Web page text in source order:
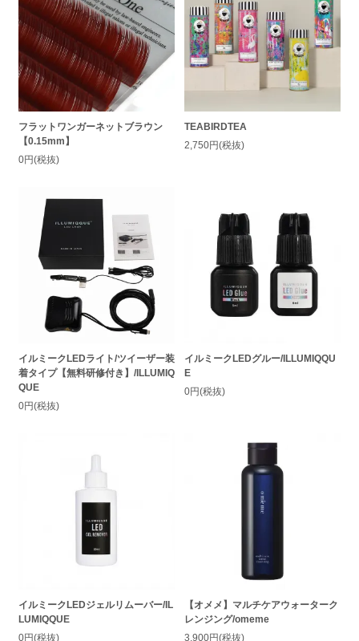
フラットワンガーネットブラウン
【0.15mm】
0円(税抜)
TEABIRDTEA
2,750円(税抜)
イルミークLEDライト/ツイーザー装
着タイプ【無料研修付き】/ILLUMIQ
QUE
0円(税抜)
イルミークLEDグルー/ILLUMIQQU
E
0円(税抜)
イルミークLEDジェルリムーバー/IL
LUMIQQUE
0円(税抜)
【オメメ】マルチケアウォーターク
レンジング/omeme
3,900円(税抜)